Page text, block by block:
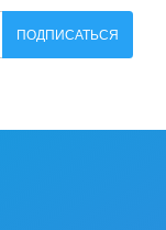
ПОДПИСАТЬСЯ